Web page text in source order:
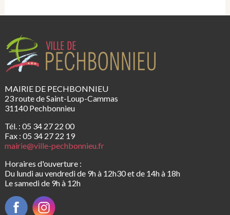
MAIRIE DE PECHBONNIEU
23 route de Saint-Loup-Cammas
31140 Pechbonnieu
Tél. : 05 34 27 22 00
Fax : 05 34 27 22 19
mairie@ville-pechbonnieu.fr
Horaires d'ouverture :
Du lundi au vendredi de 9h à 12h30 et de 14h à 18h
Le samedi de 9h à 12h